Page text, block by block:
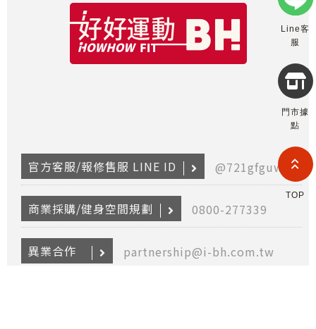
2026
Line客
服
門市據
點
TOP
官方客服/報修售服 LINE ID @721gfguw
商業採購/健身空間規劃 0800-277339
異業合作 partnership@i-bh.com.tw